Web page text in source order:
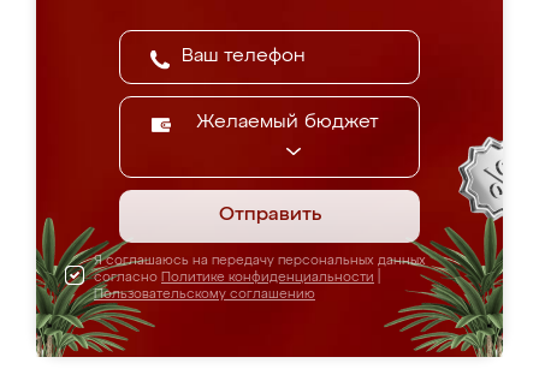
Желаемый бюджет
Отправить
Я соглашаюсь на передачу персональных данных
согласно Политике конфиденциальности
Пользовательскому соглашению